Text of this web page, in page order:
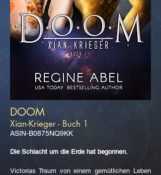
DOOM
Xian-Krieger - Buch 1
ASIN-B0875NQ9KK
Die Schlacht um die Erde hat begonnen.
Victorias Traum von einem gemütlichen Leben